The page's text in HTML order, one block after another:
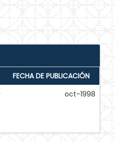
FECHA DE PUBLICACIÓN
oct-1998